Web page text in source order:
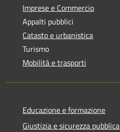
Imprese e Commercio
Appalti pubblici
Catasto e urbanistica
Turismo
Mobilità e trasporti
Educazione e formazione
Giustizia e sicurezza pubblica